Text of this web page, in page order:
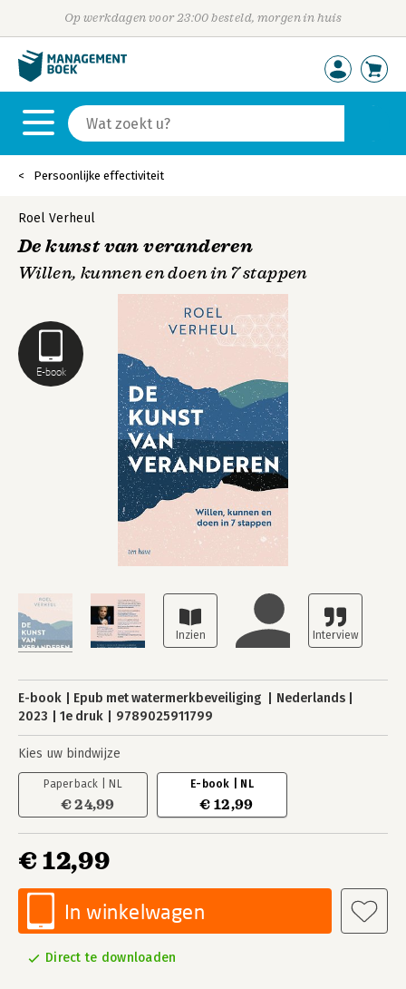
Op werkdagen voor 23:00 besteld, morgen in huis
Persoonlijke effectiviteit
E-book
Roel Verheul
De kunst van veranderen
Willen, kunnen en doen in 7 stappen
E-book Epub met watermerkbeveiliging
Nederlands
2023
1e druk 9789025911799
Kies uw bindwijze
Paperback | NL
€ 24,99
E-book | NL
€ 12,99
€ 12,99
In winkelwagen
Direct te downloaden